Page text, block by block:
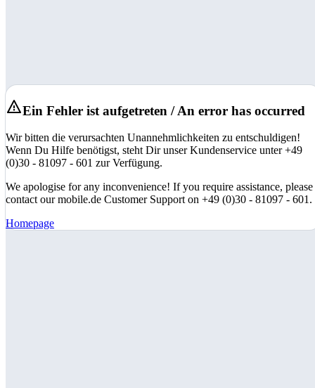
Ein Fehler ist aufgetreten / An error has occurred
Wir bitten die verursachten Unannehmlichkeiten zu entschuldigen!
Wenn Du Hilfe benötigst, steht Dir unser Kundenservice unter +49
(0)30 - 81097 - 601 zur Verfügung.
We apologise for any inconvenience! If you require assistance, please
contact our mobile.de Customer Support on +49 (0)30 - 81097 - 601.
Homepage